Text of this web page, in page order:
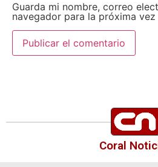
Guarda mi nombre, correo
navegador para la próxima
Coral